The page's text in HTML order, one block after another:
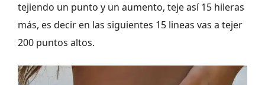
tejiendo un punto y un aumento, teje así 15 hileras
más, es decir en las siguientes 15 lineas vas a tejer
200 puntos altos.